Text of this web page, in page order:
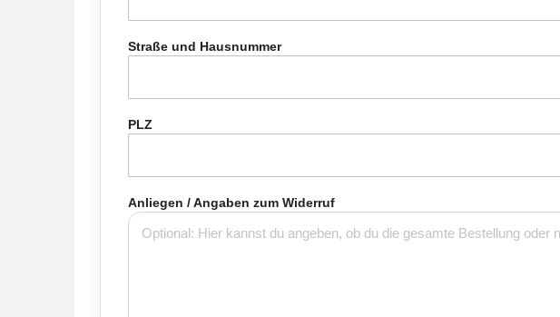
Straße und Hausnummer
PLZ
Anliegen / Angaben zum Widerruf